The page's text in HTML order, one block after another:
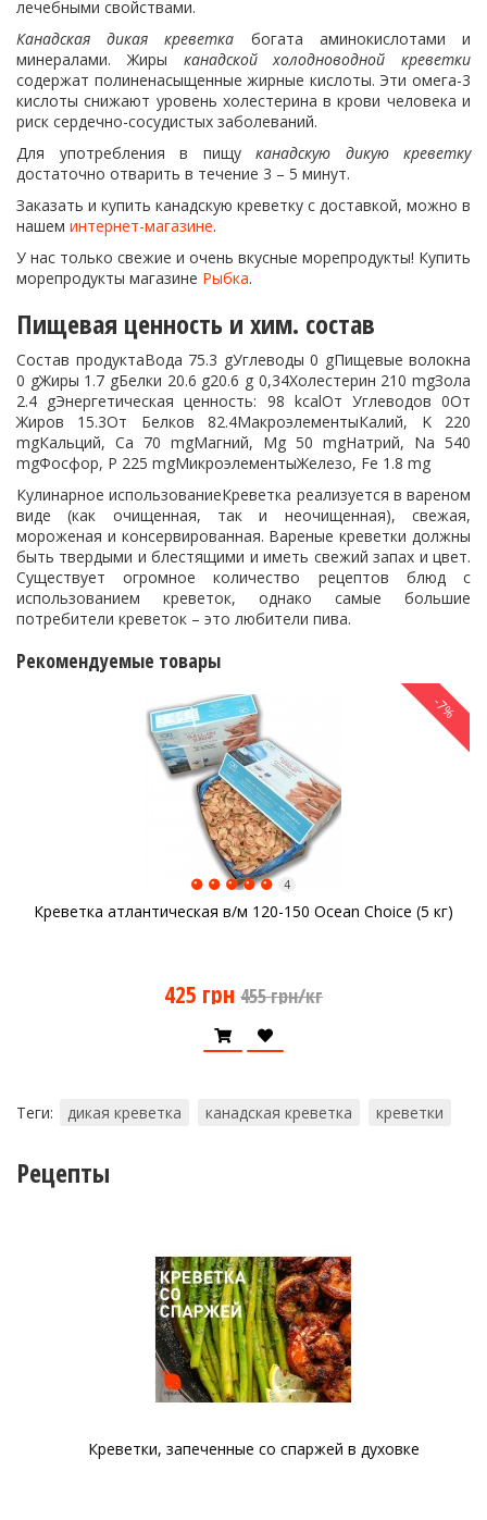
лечебными свойствами.
Канадская дикая креветка богата аминокислотами и
минералами. Жиры канадской холодноводной креветки
содержат полиненасыщенные жирные кислоты. Эти омега-3
кислоты снижают уровень холестерина в крови человека и
риск сердечно-сосудистых заболеваний.
Для употребления в пищу канадскую дикую креветку
достаточно отварить в течение 3 – 5 минут.
Заказать и купить канадскую креветку с доставкой, можно в
нашем интернет-магазине.
У нас только свежие и очень вкусные морепродукты! Купить
морепродукты магазине Рыбка.
Пищевая ценность и хим. состав
Состав продуктаВода 75.3 gУглеводы 0 gПищевые волокна
0 gЖиры 1.7 gБелки 20.6 g20.6 g 0,34Холестерин 210 mgЗола
2.4 gЭнергетическая ценность: 98 kcalОт Углеводов 0От
Жиров 15.3От Белков 82.4МакроэлементыКалий, K 220
mgКальций, Ca 70 mgМагний, Mg 50 mgНатрий, Na 540
mgФосфор, P 225 mgМикроэлементыЖелезо, Fe 1.8 mg
Кулинарное использованиеКреветка реализуется в вареном
виде (как очищенная, так и неочищенная), свежая,
мороженая и консервированная. Вареные креветки должны
быть твердыми и блестящими и иметь свежий запах и цвет.
Существует огромное количество рецептов блюд с
использованием креветок, однако самые большие
потребители креветок – это любители пива.
Рекомендуемые товары
-7%
Креветка атлантическая в/м 120-150 Ocean Choice (5 кг)
4
425 грн 455 грн/кг
Теги: дикая креветка канадская креветка креветки
Рецепты
Креветки, запеченные со спаржей в духовке